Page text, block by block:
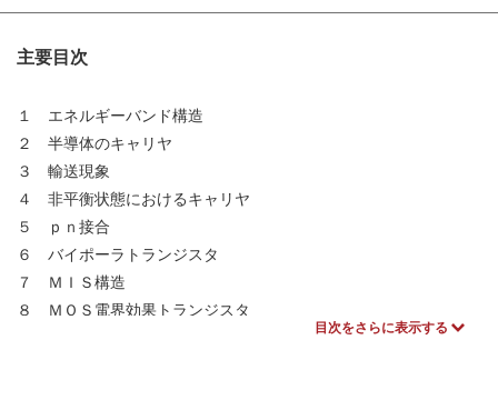
主要目次
１ エネルギーバンド構造
２ 半導体のキャリヤ
３ 輸送現象
４ 非平衡状態におけるキャリヤ
５ ｐｎ接合
６ バイポーラトランジスタ
７ ＭＩＳ構造
８ ＭＯＳ電界効果トランジスタ
目次をさらに表示する